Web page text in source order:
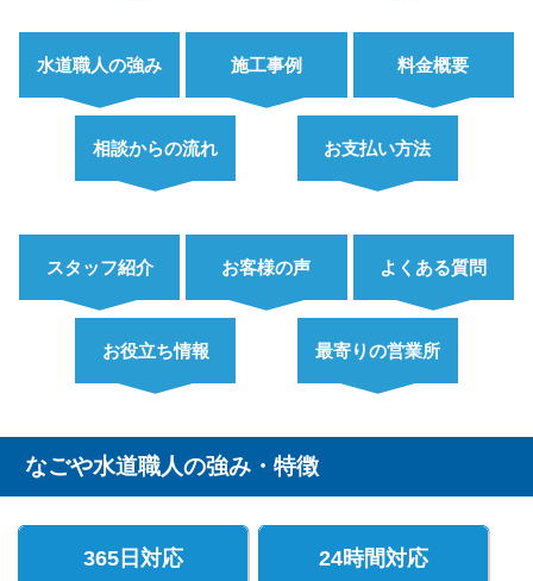
水道職人の強み 施工事例 料金概要
相談からの流れ お支払い方法
スタッフ紹介 お客様の声 よくある質問
お役立ち情報 最寄りの営業所
なごや水道職人の強み・特徴
365日対応 24時間対応